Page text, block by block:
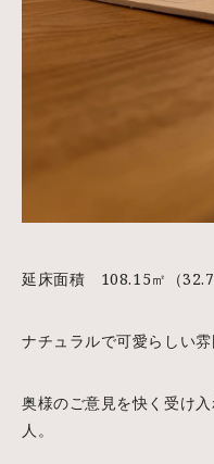
延床面積 108.15㎡（
ナチュラルで可愛らしい雰
奥様のご意見を快く受け
人。